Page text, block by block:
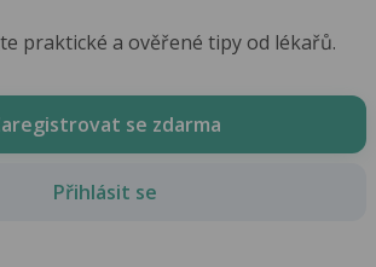
praktické a ověřené tipy od lékařů.
se zdarma
Přihlásit se